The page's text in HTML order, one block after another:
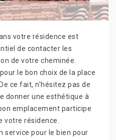
votre résidence est
de contacter les
de votre cheminée.
le bon choix de la place
ce fait, n’hésitez pas de
donner une esthétique à
emplacement participe
votre résidence.
service pour le bien pour